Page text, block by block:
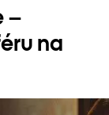
–
na